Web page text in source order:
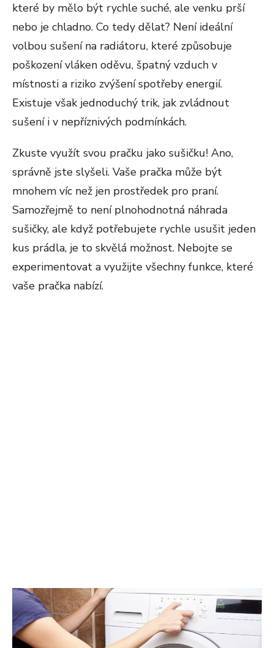
které by mělo být rychle suché, ale venku prší
nebo je chladno. Co tedy dělat? Není ideální
volbou sušení na radiátoru, které způsobuje
poškození vláken oděvu, špatný vzduch v
místnosti a riziko zvýšení spotřeby energií.
Existuje však jednoduchý trik, jak zvládnout
sušení i v nepříznivých podmínkách.
Zkuste využít svou pračku jako sušičku! Ano,
správně jste slyšeli. Vaše pračka může být
mnohem víc než jen prostředek pro praní.
Samozřejmě to není plnohodnotná náhrada
sušičky, ale když potřebujete rychle usušit jeden
kus prádla, je to skvělá možnost. Nebojte se
experimentovat a využijte všechny funkce, které
vaše pračka nabízí.